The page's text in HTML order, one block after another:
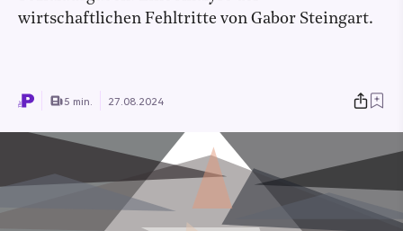
wirtschaftlichen Fehltritte von Gabor Steingart.
5 min. 27.08.2024